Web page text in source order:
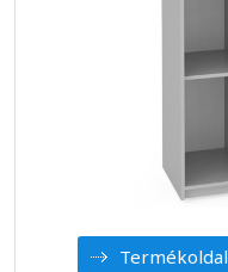
Termékoldal